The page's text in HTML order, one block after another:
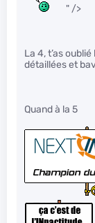
" />
La 4, t’as
détaillées et
Quand à la 5